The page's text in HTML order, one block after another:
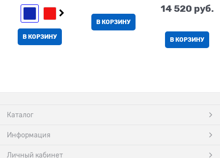
В КОРЗИНУ
В КОРЗИНУ
14 520 руб.
В КОРЗИНУ
Каталог
Информация
Личный кабинет